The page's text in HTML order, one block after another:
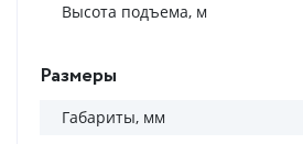
Высота подъема, м
Размеры
Габариты, мм